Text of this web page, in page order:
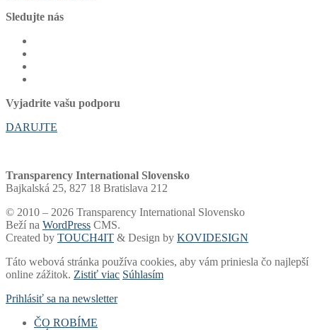
Sledujte nás
Vyjadrite vašu podporu
DARUJTE
Transparency International Slovensko
Bajkalská 25, 827 18 Bratislava 212
© 2010 – 2026 Transparency International Slovensko
Beží na WordPress CMS.
Created by TOUCH4IT & Design by KOVIDESIGN
Táto webová stránka používa cookies, aby vám priniesla čo najlepší
online zážitok. Zistiť viac Súhlasím
Prihlásiť sa na newsletter
ČO ROBÍME